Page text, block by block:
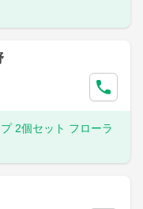
2個セット フローラ